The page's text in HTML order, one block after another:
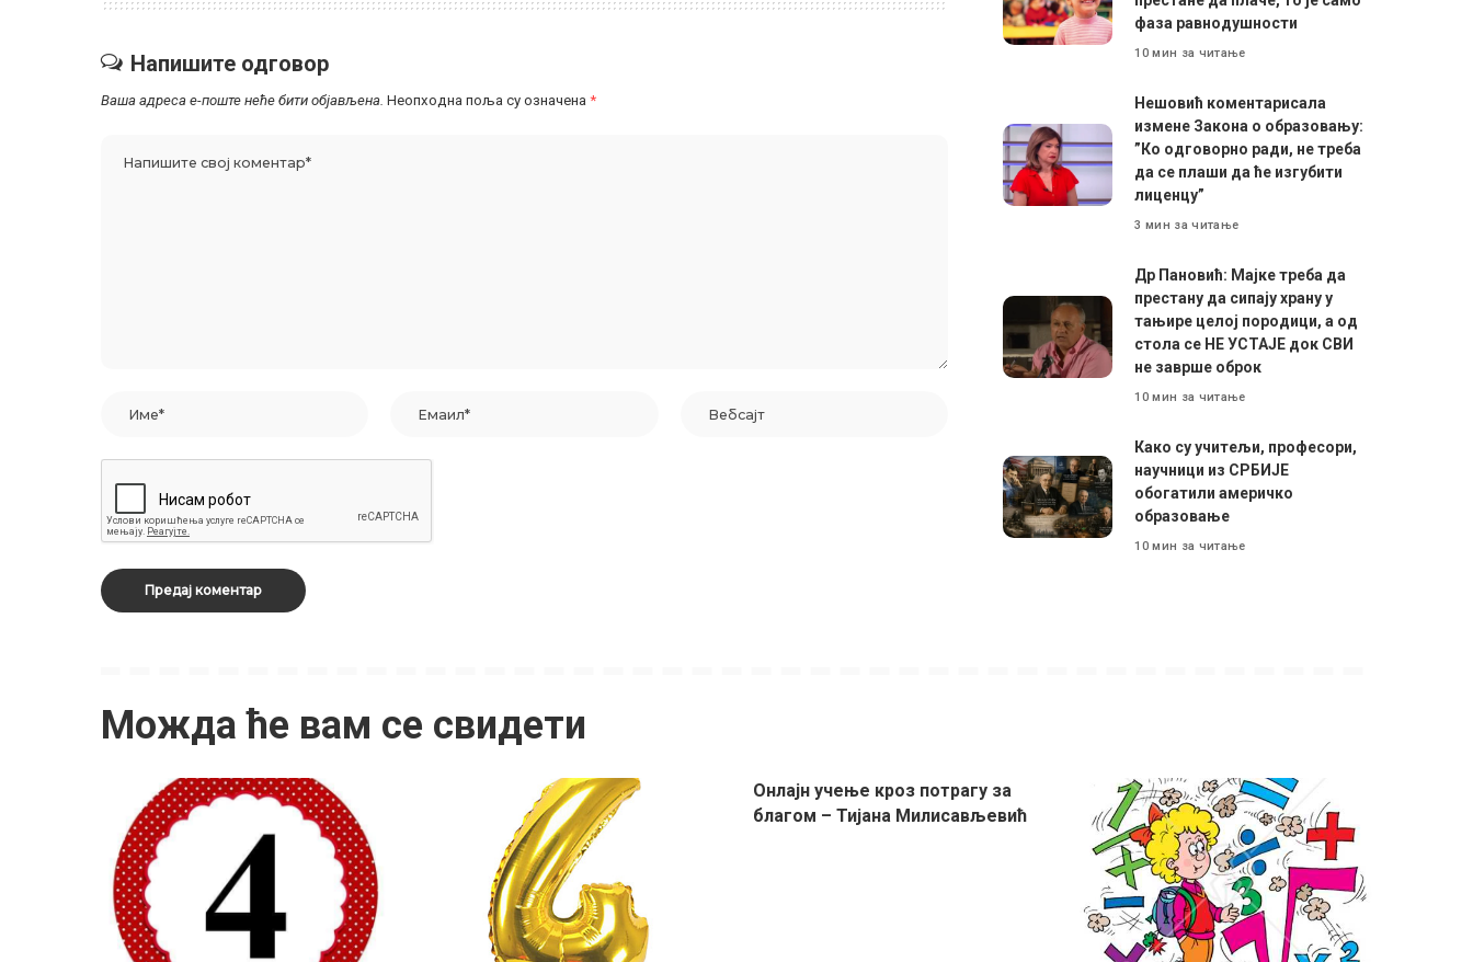
Напишите одговор
Ваша адреса е-поште неће бити објављена. Неопходна поља су означена *
фаза равнодушности
10 мин за читање
Нешовић коментарисала
измене Закона о образовању:
”Ко одговорно ради, не треба
да се плаши да ће изгубити
лиценцу”
3 мин за читање
Др Пановић: Мајке треба да
престану да сипају храну у
тањире целој породици, а од
стола се НЕ УСТАЈЕ док СВИ
не заврше оброк
10 мин за читање
Како су учитељи, професори,
научници из СРБИЈЕ
обогатили америчко
образовање
10 мин за читање
Можда ће вам се свидети
Онлајн учење кроз потрагу за
благом – Тијана Милисављевић